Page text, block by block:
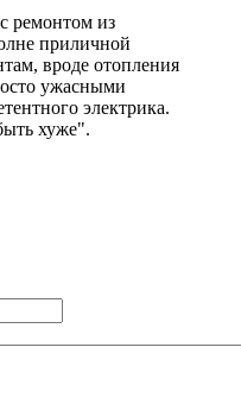
ремонтом из
приличной
вроде отопления
ужасными
электрика.
хуже".